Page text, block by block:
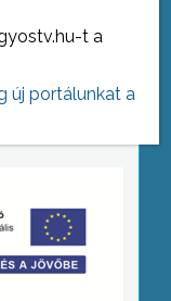
t a
új portálunkat a